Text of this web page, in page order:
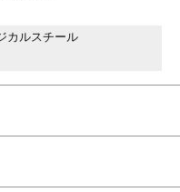
カルスチール